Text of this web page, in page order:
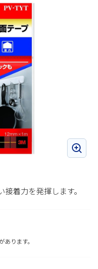
着力を発揮します。
あります。